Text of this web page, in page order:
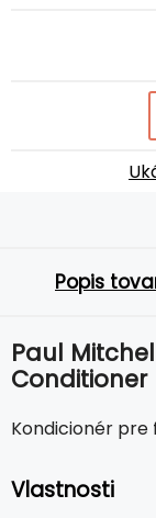
Popis
Paul
Conditioner
Kondicionér pre
Vlastnosti